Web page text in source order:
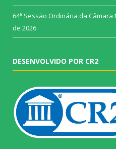
64ª Sessão Ordinária da
de 2026
DESENVOLVIDO POR CR2